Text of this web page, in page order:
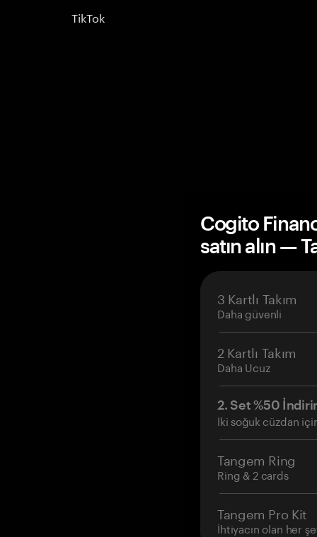
TikTok
Cogito
satın alın —
3 Kartlı Takım
Daha güvenli
2 Kartlı Takım
Daha Ucuz
2. Set %50
İki soğuk cüzdan
Tangem Ring
Ring & 2 cards
Tangem Pro Kit
İhtiyacın olan her